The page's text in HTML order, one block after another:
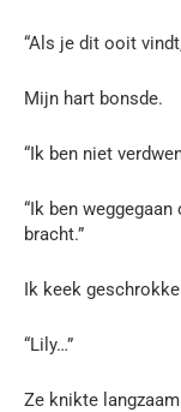
“Als je dit ooit
Mijn hart bonsde.
“Ik ben niet
“Ik ben
bracht.”
Ik keek
“Lily…”
Ze knikte